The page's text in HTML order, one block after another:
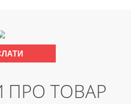
ПРО ТОВАР